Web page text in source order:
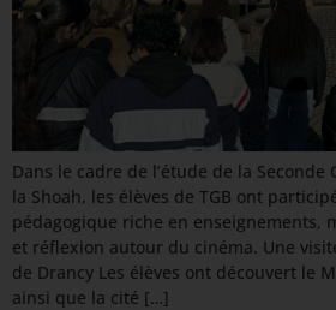
Dans le cadre de l’étude de la
la Shoah, les élèves de TGB ont
pédagogique riche en enseignements,
et réflexion autour du cinéma. Une
de Drancy Les élèves ont découvert le
ainsi que la cité […]